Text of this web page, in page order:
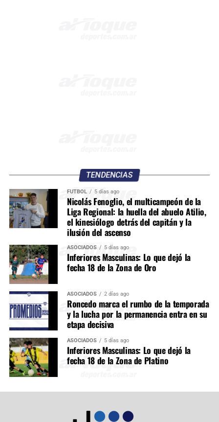
TENDENCIAS
FÚTBOL 5 días ago
Nicolás Fenoglio, el multicampeón de la
Liga Regional: la huella del abuelo Atilio,
el kinesiólogo detrás del capitán y la
ilusión del ascenso
ASOCIADOS 5 días ago
Inferiores Masculinas: Lo que dejó la
fecha 18 de la Zona de Oro
ASOCIADOS 2 días ago
Roncedo marca el rumbo de la temporada
y la lucha por la permanencia entra en su
etapa decisiva
ASOCIADOS 5 días ago
Inferiores Masculinas: Lo que dejó la
fecha 18 de la Zona de Platino